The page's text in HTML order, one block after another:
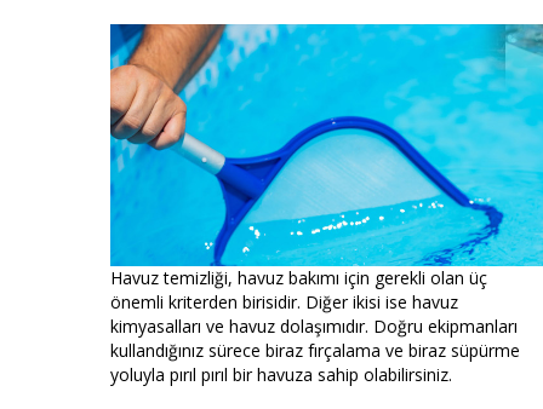
Havuz temizliği, havuz bakımı için gerekli olan üç
önemli kriterden birisidir. Diğer ikisi ise havuz
kimyasalları ve havuz dolaşımıdır. Doğru ekipmanları
kullandığınız sürece biraz fırçalama ve biraz süpürme
yoluyla pırıl pırıl bir havuza sahip olabilirsiniz.